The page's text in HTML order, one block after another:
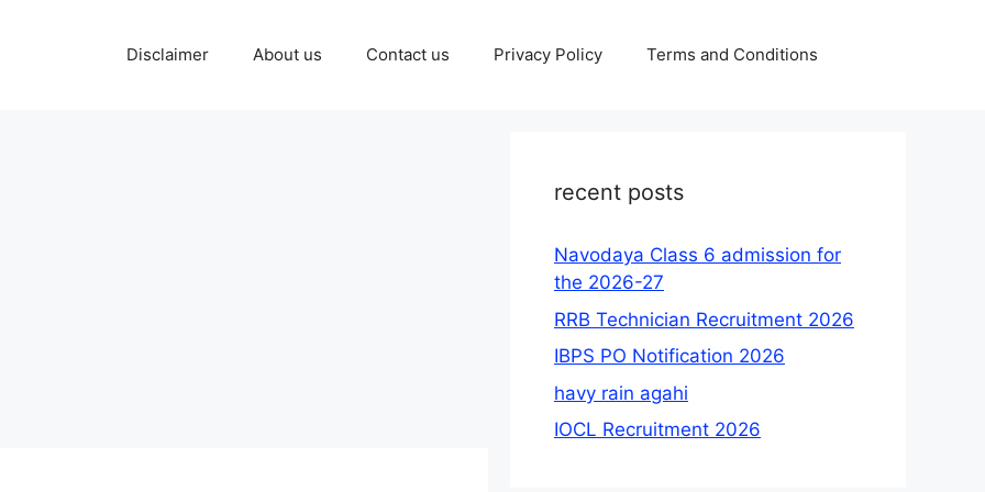
Disclaimer About us Contact us Privacy Policy Terms and Conditions
recent posts
Navodaya Class 6 admission for
the 2026-27
RRB Technician Recruitment 2026
IBPS PO Notification 2026
havy rain agahi
IOCL Recruitment 2026